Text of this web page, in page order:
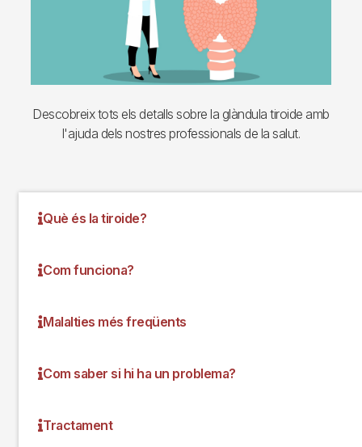
Descobreix tots els detalls sobre la glàndula tiroide amb
l'ajuda dels nostres professionals de la salut.
Què és la tiroide?
Com funciona?
Malalties més freqüents
Com saber si hi ha un problema?
Tractament